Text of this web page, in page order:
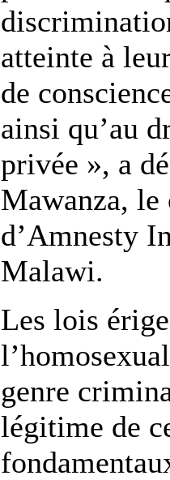
atteinte à
de
ainsi qu’au
privée », a
Mawanza, le
d’Amnesty
Malawi.
Les lois
genre
légitime de